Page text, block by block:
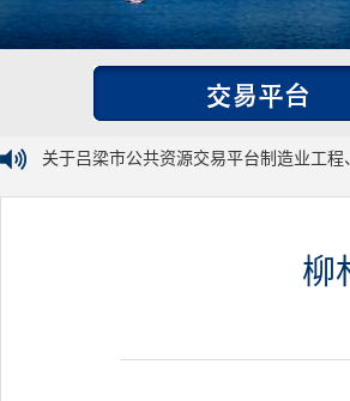
关于吕梁市公共资源交易平台制造业工
柳